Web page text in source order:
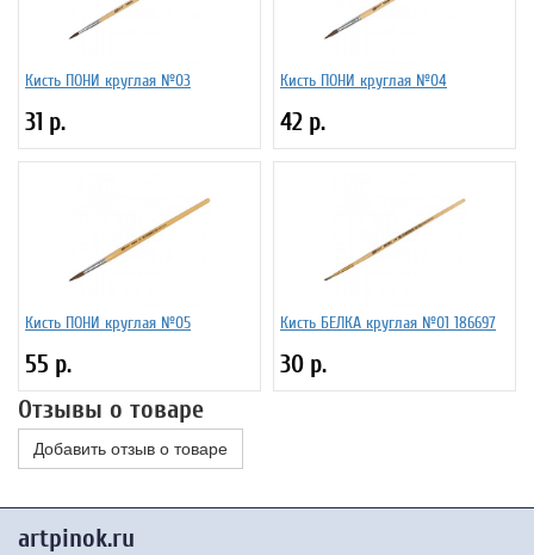
Кисть ПОНИ круглая №03
31 р.
Кисть ПОНИ круглая №04
42 р.
Кисть ПОНИ круглая №05
55 р.
Кисть БЕЛКА круглая №01 186697
30 р.
Отзывы о товаре
Добавить отзыв о товаре
artpinok.ru